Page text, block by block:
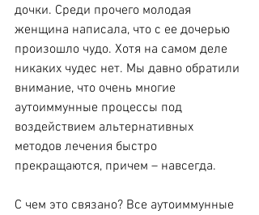
дочки. Среди прочего молодая
женщина написала, что с ее дочерью
произошло чудо. Хотя на самом деле
никаких чудес нет. Мы давно обратили
внимание, что очень многие
аутоиммунные процессы под
воздействием альтернативных
методов лечения быстро
прекращаются, причем – навсегда.
С чем это связано? Все аутоиммунные